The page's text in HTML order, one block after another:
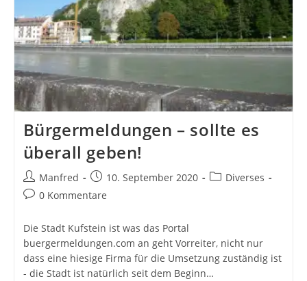
Bürgermeldungen – sollte es
überall geben!
Beitrags-
Autor:
Manfred
Beitrag
veröffentlicht:
10. September 2020
Beitrags-
Diverses
Beitrags-
0 Kommentare
Die Stadt Kufstein ist was das Portal
buergermeldungen.com an geht Vorreiter, nicht nur
dass eine hiesige Firma für die Umsetzung zuständig ist
- die Stadt ist natürlich seit dem Beginn…